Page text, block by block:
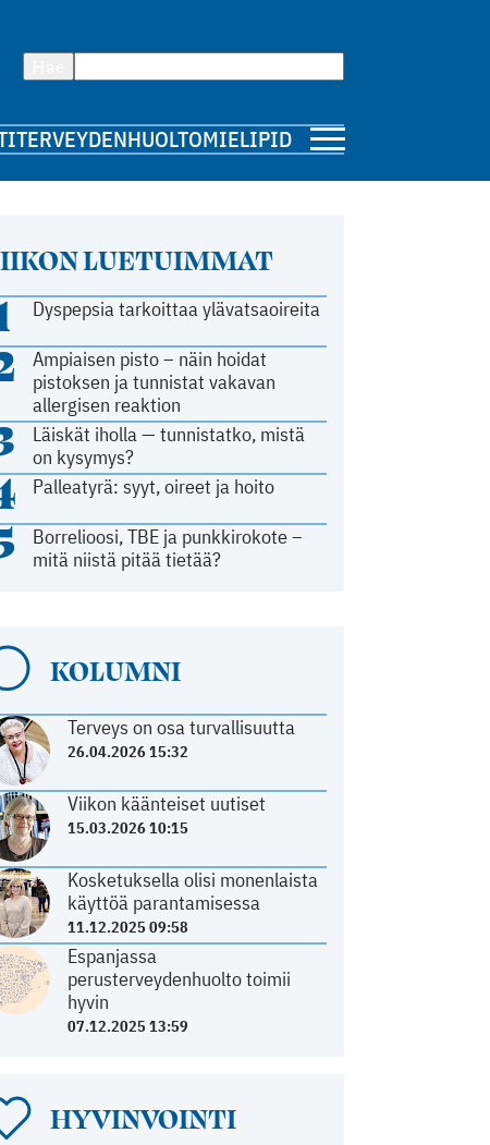
TERVEYDENHUOLTOMIELIPIDE
LUETUIMMAT
Dyspepsia tarkoittaa ylävatsaoireita
Ampiaisen pisto – näin hoidat
pistoksen ja tunnistat vakavan
allergisen reaktion
Läiskät iholla — tunnistatko, mistä
on kysymys?
Palleatyrä: syyt, oireet ja hoito
Borrelioosi, TBE ja punkkirokote –
mitä niistä pitää tietää?
KOLUMNI
Terveys on osa turvallisuutta
26.04.2026 15:32
Viikon käänteiset uutiset
15.03.2026 10:15
Kosketuksella olisi monenlaista
käyttöä parantamisessa
11.12.2025 09:58
Espanjassa
perusterveydenhuolto toimii
hyvin
07.12.2025 13:59
HYVINVOINTI